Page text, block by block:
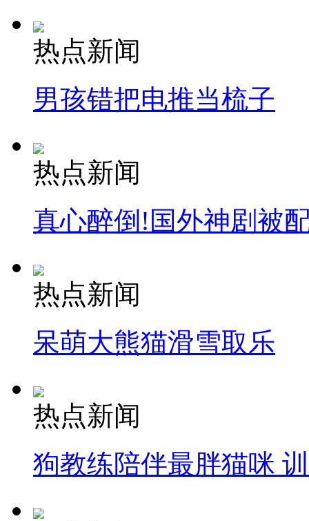
热点新闻
男孩错把电推当梳子
热点新闻
真心醉倒!国外神剧被
热点新闻
呆萌大熊猫滑雪取乐
热点新闻
狗教练陪伴最胖猫咪